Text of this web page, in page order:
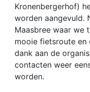
Kronenbergerhof)
worden aangevuld.
Maasbree waar we
mooie fietsroute en
dank aan de
contacten weer
worden.